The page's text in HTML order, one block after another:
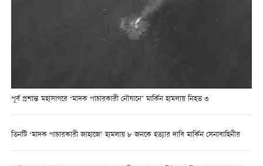
পূর্ব প্রশান্ত মহাসাগরে ‘মাদক পাচারকারী নৌযানে’ মার্কিন হামলায় নিহত ৩
তিনটি ‘মাদক পাচারকারী জাহাজে’ হামলায় ৮ জনকে হত্যার দাবি মার্কিন সেনাবাহিনীর